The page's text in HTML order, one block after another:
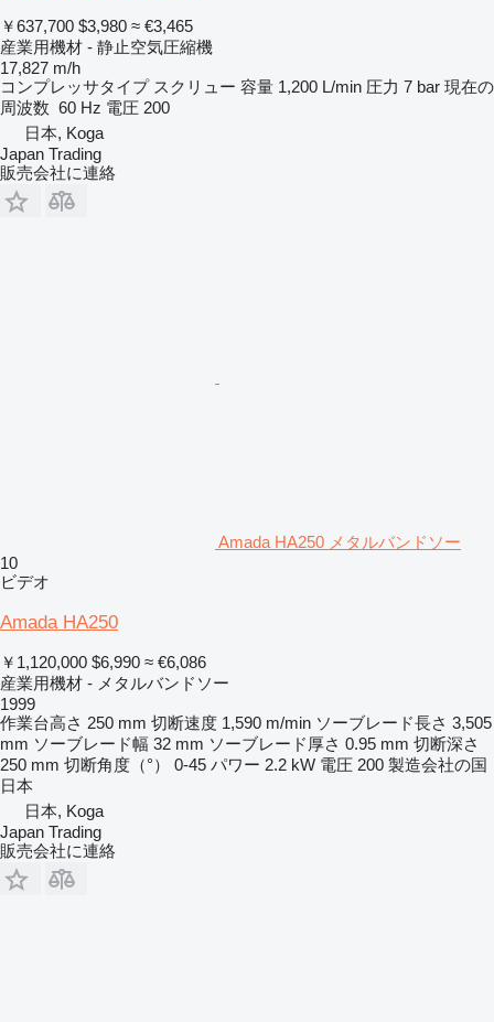
￥637,700 $3,980 ≈ €3,465
産業用機材 - 静止空気圧縮機
17,827 m/h
コンプレッサタイプ スクリュー 容量 1,200 L/min 圧力 7 bar 現在の
周波数 60 Hz 電圧 200
日本, Koga
Japan Trading
販売会社に連絡
Amada HA250 メタルバンドソー
10
ビデオ
Amada HA250
￥1,120,000 $6,990 ≈ €6,086
産業用機材 - メタルバンドソー
1999
作業台高さ 250 mm 切断速度 1,590 m/min ソーブレード長さ 3,505
mm ソーブレード幅 32 mm ソーブレード厚さ 0.95 mm 切断深さ
250 mm 切断角度（°） 0-45 パワー 2.2 kW 電圧 200 製造会社の国
日本
日本, Koga
Japan Trading
販売会社に連絡